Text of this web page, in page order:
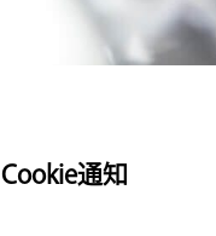
Cookie通知